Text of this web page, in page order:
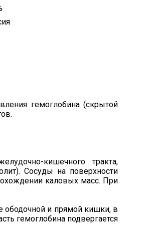
гемоглобина (скрытой
кишечного тракта,
Сосуды на поверхности
каловых масс. При
ободочной и прямой кишки, в
гемоглобина подвергается